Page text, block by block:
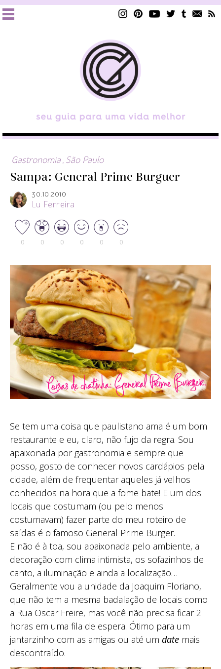
Gastronomia São Paulo
Sampa: General Prime Burguer
30.10.2010
Lu Ferreira
0 0 0 0 0 0
Se tem uma coisa que paulistano ama é um bom
restaurante e eu, claro, não fujo da regra. Sou
apaixonada por gastronomia e sempre que
posso, gosto de conhecer novos cardápios pela
cidade, além de frequentar aqueles já velhos
conhecidos na hora que a fome bate! E um dos
locais que costumam (ou pelo menos
costumavam) fazer parte do meu roteiro de
saídas é o famoso General Prime Burger.
E não é à toa, sou apaixonada pelo ambiente, a
decoração com clima intimista, os sofazinhos de
canto, a iluminação e ainda a localização…
Geralmente vou a unidade da Joaquim Floriano,
que não tem a mesma badalação de locais como
a Rua Oscar Freire, mas você não precisa ficar 2
horas em uma fila de espera. Ótimo para um
jantarzinho com as amigas ou até um date mais
descontraído.